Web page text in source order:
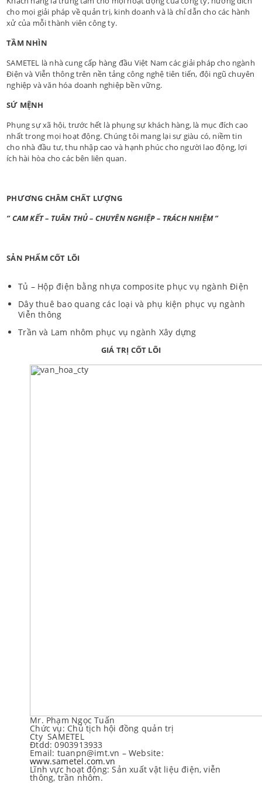
cho mọi giải pháp về quản trị, kinh doanh và là chỉ dẫn cho các hành
xử của mỗi thành viên công ty.
TẦM NHÌN
SAMETEL là nhà cung cấp hàng đầu Việt Nam các giải pháp cho ngành
Điện và Viễn thông trên nền tảng công nghệ tiên tiến, đội ngũ chuyên
nghiệp và văn hóa doanh nghiệp bền vững.
SỨ MỆNH
Phụng sự xã hội, trước hết là phụng sự khách hàng, là mục đích cao
nhất trong mọi hoạt động. Chúng tôi mang lại sự giàu có, niềm tin
cho nhà đầu tư, thu nhập cao và hạnh phúc cho người lao động, lợi
ích hài hòa cho các bên liên quan.
PHƯƠNG CHÂM CHẤT LƯỢNG
” CAM KẾT – TUÂN THỦ – CHUYÊN NGHIỆP – TRÁCH NHIỆM ”
SẢN PHẨM CỐT LÕI
Tủ – Hộp điện bằng nhựa composite phục vụ ngành Điện
Dây thuê bao quang các loại và phụ kiện phục vụ ngành
Viễn thông
Trần và Lam nhôm phục vụ ngành Xây dựng
GIÁ TRỊ CỐT LÕI
Mr. Phạm Ngọc Tuấn
Chức vụ: Chủ tịch hội đồng quản trị
Cty SAMETEL
Đtdd: 0903913933
Email: tuanpn@imt.vn – Website:
www.sametel.com.vn
Lĩnh vực hoạt động: Sản xuất vật liệu điện, viễn
thông, trần nhôm.